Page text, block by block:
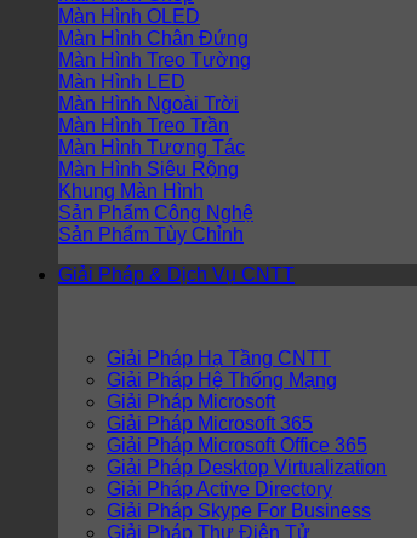
Màn Hình OLED
Màn Hình Chân Đứng
Màn Hình Treo Tường
Màn Hình LED
Màn Hình Ngoài Trời
Màn Hình Treo Trần
Màn Hình Tương Tác
Màn Hình Siêu Rộng
Khung Màn Hình
Sản Phẩm Công Nghệ
Sản Phẩm Tùy Chỉnh
Giải Pháp & Dịch Vụ CNTT
Giải Pháp Hạ Tầng CNTT
Giải Pháp Hệ Thống Mạng
Giải Pháp Microsoft
Giải Pháp Microsoft 365
Giải Pháp Microsoft Office 365
Giải Pháp Desktop Virtualization
Giải Pháp Active Directory
Giải Pháp Skype For Business
Giải Pháp Thư Điện Tử